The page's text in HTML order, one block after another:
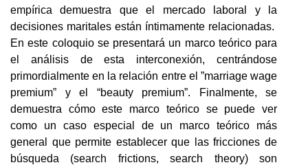
empírica demuestra que el mercado laboral y la
decisiones maritales están íntimamente relacionadas.
En este coloquio se presentará un marco teórico para
el análisis de esta interconexión, centrándose
primordialmente en la relación entre el ”marriage wage
premium” y el “beauty premium”. Finalmente, se
demuestra cómo este marco teórico se puede ver
como un caso especial de un marco teórico más
general que permite establecer que las fricciones de
búsqueda (search frictions, search theory) son